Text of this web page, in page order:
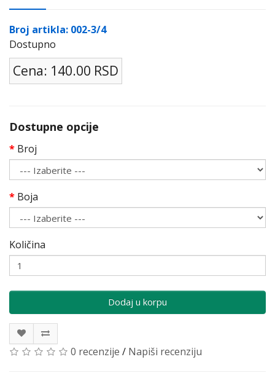
Broj artikla: 002-3/4
Dostupno
Cena: 140.00 RSD
Dostupne opcije
Broj
Boja
Količina
Dodaj u korpu
0 recenzije / Napiši recenziju